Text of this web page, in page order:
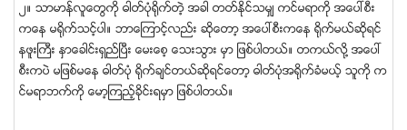
၂။ သာမာန္လူေတြကို ဓါတ္ပံုရုိက္တဲ့ အခါ တတ္ႏိုင္သမွ် ကင္မရာကို အေပၚစီး
ကေန မရုိက္သင့္ပါ။ ဘာေၾကာင့္လည္း ဆိုေတာ့ အေပၚစီးကေန ရုိက္မယ္ဆိုရင္
နဖူးႀကီး ႏွာေခါင္းရွည္ၿပီး ေမးေစ့ ေသးသြား မွာ ျဖစ္ပါတယ္။ တကယ္လို႔ အေပၚ
စီးကပဲ မျဖစ္မေန ဓါတ္ပံု ရုိက္ခ်င္တယ္ဆိုရင္ေတာ့ ဓါတ္ပံုအရုိက္ခံမယ့္ သူကို က
င္မရာဘက္ကို ေမာ့ၾကည့္ခုိင္းရမွာ ျဖစ္ပါတယ္။